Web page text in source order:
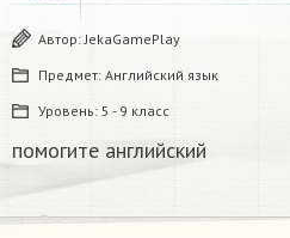
Автор: JekaGamePlay
Предмет: Английский язык
Уровень: 5 - 9 класс
помогите английский